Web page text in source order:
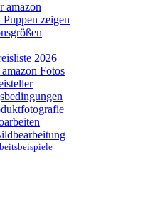
amazon
zeigen
2026
Fotos